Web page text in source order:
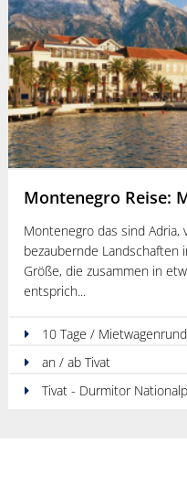
Montenegro das sind
bezaubernde Landschaften
Größe, die zusammen in
entsprich
10 Tage /
an / ab Tivat
Tivat - Durmitor